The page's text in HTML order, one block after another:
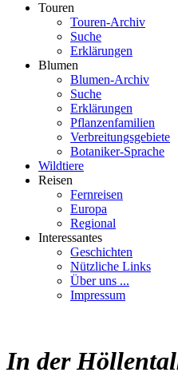
Touren
Touren-Archiv
Suche
Erklärungen
Blumen
Blumen-Archiv
Suche
Erklärungen
Pflanzenfamilien
Verbreitungsgebiete
Botaniker-Sprache
Wildtiere
Reisen
Fernreisen
Europa
Regional
Interessantes
Geschichten
Nützliche Links
Über uns ...
Impressum
In der